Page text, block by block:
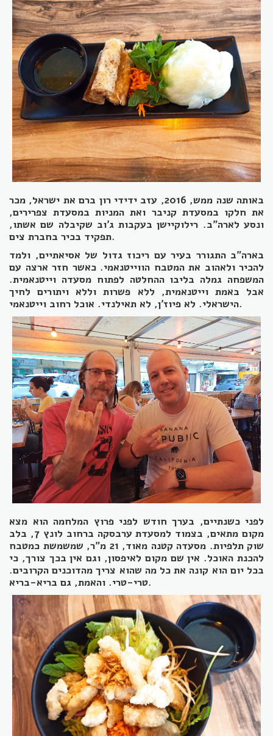
באותה שנה ממש, 2016, עזב ידידי רון ברם את ישראל, מכר
את חלקו במסעדת קניבר ואת המניות במסעדת צפרירים,
ונסע לארה"ב. רילוקיישן בעקבות ג'וב שקיבלה שם אשתו,
תפקיד בכיר בחברת צים.
בארה"ב התגורר בעיר עם ריכוז גדול של אסיאתיים, ולמד
להכיר ולאהוב את המטבח הווייטנאמי. כאשר חזר ארצה עם
המשפחה גמלה בליבו ההחלטה לפתוח מסעדה וייטנאמית.
אבל באמת וייטנאמית, ללא פשרות וללא ויתורים לחיך
הישראלי. לא פיוז'ן, לא תאילנדי. אוכל רחוב וייטנאמי.
לפני כשנתיים, בערך חודש לפני פרוץ המלחמה הוא מצא
מקום מתאים, בצמוד למסעדת ערבסקה ברחוב לונץ 7, בלב
שוק תלפיות. מסעדה קטנה מאוד, 21 מ"ר, שמשמשת כמטבח
להכנת האוכל. אין שם מקום לאיפסון, וגם אין בכך צורך, כי
בכל יום הוא קונה את כל מה שהוא צריך מהדוכנים הקרובים.
טרי-טרי. והאמת, גם בריא-בריא.